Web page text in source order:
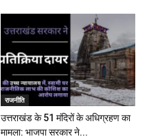
राजनीति
उत्तराखंड के 51 मंदिरों के अधिग्रहण का
मामला: भाजपा सरकार ने...